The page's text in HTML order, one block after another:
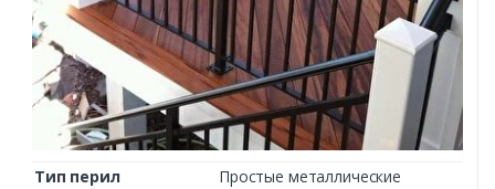
Тип перил
Простые металлические